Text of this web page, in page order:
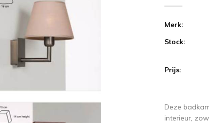
Merk:
Stock:
Prijs:
Deze
interieur,